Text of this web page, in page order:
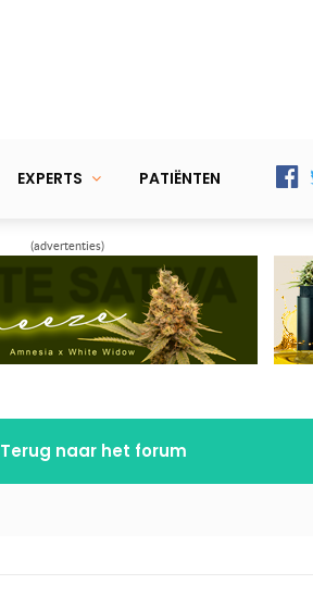
EXPERTS PATIËNTEN
(advertenties)
Terug naar het forum